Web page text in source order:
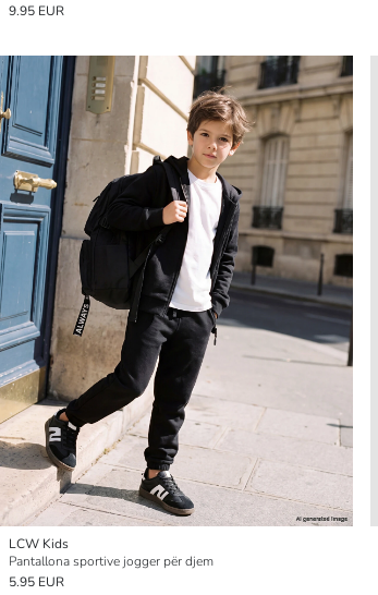
9.95 EUR
LCW Kids
Pantallona sportive jogger për djem
5.95 EUR